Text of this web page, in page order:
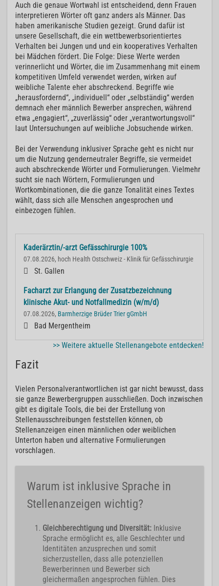
Auch die genaue Wortwahl ist entscheidend, denn Frauen
interpretieren Wörter oft ganz anders als Männer. Das
haben amerikanische Studien gezeigt. Grund dafür ist
unsere Gesellschaft, die ein wettbewerbsorientiertes
Verhalten bei Jungen und und ein kooperatives Verhalten
bei Mädchen fördert. Die Folge: Diese Werte werden
verinnerlicht und Wörter, die im Zusammenhang mit einem
kompetitiven Umfeld verwendet werden, wirken auf
weibliche Talente eher abschreckend. Begriffe wie
„herausfordernd“, „individuell“ oder „selbständig“ werden
demnach eher männlich Bewerber ansprechen, während
etwa „engagiert“, „zuverlässig“ oder „verantwortungsvoll“
laut Untersuchungen auf weibliche Jobsuchende wirken.
Bei der Verwendung inklusiver Sprache geht es nicht nur
um die Nutzung genderneutraler Begriffe, sie vermeidet
auch abschreckende Wörter und Formulierungen. Vielmehr
sucht sie nach Wörtern, Formulierungen und
Wortkombinationen, die die ganze Tonalität eines Textes
wählt, dass sich alle Menschen angesprochen und
einbezogen fühlen.
Kaderärztin/-arzt Gefässchirurgie 100%
07.08.2026, hoch Health Ostschweiz - Klinik für Gefässchirurgie
St. Gallen
Facharzt zur Erlangung der Zusatzbezeichnung
klinische Akut- und Notfallmedizin (w/m/d)
07.08.2026, Barmherzige Brüder Trier gGmbH
Bad Mergentheim
>> Weitere aktuelle Stellenangebote entdecken!
Fazit
Vielen Personalverantwortlichen ist gar nicht bewusst, dass
sie ganze Bewerbergruppen ausschließen. Doch inzwischen
gibt es digitale Tools, die bei der Erstellung von
Stellenausschreibungen feststellen können, ob
Stellenanzeigen einen männlichen oder weiblichen
Unterton haben und alternative Formulierungen
vorschlagen.
Warum ist inklusive Sprache in
Stellenanzeigen wichtig?
Gleichberechtigung und Diversität: Inklusive
Sprache ermöglicht es, alle Geschlechter und
Identitäten anzusprechen und somit
sicherzustellen, dass alle potenziellen
Bewerberinnen und Bewerber sich
gleichermaßen angesprochen fühlen. Dies